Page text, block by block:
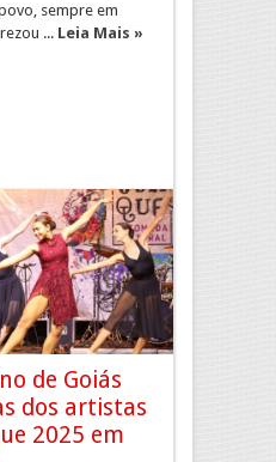
sempre em
... Leia Mais »
de Goiás
dos artistas
2025 em